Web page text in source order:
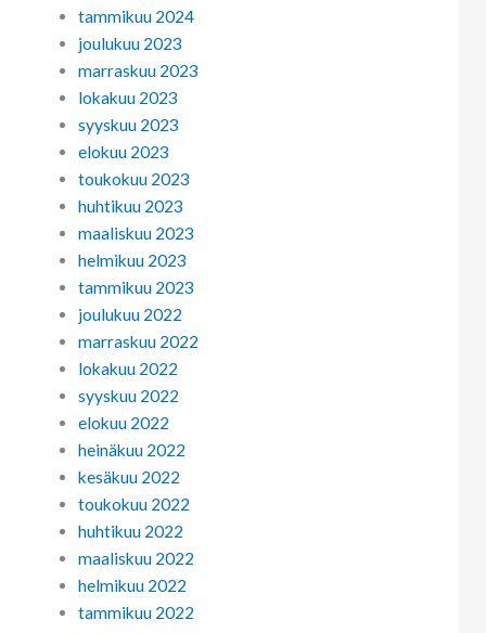
tammikuu 2024
joulukuu 2023
marraskuu 2023
lokakuu 2023
syyskuu 2023
elokuu 2023
toukokuu 2023
huhtikuu 2023
maaliskuu 2023
helmikuu 2023
tammikuu 2023
joulukuu 2022
marraskuu 2022
lokakuu 2022
syyskuu 2022
elokuu 2022
heinäkuu 2022
kesäkuu 2022
toukokuu 2022
huhtikuu 2022
maaliskuu 2022
helmikuu 2022
tammikuu 2022